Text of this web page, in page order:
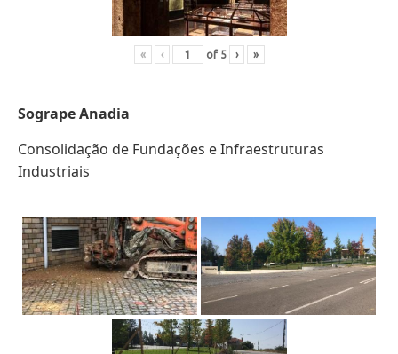
« ‹ of 5 › »
Sogrape Anadia
Consolidação de Fundações e Infraestruturas
Industriais